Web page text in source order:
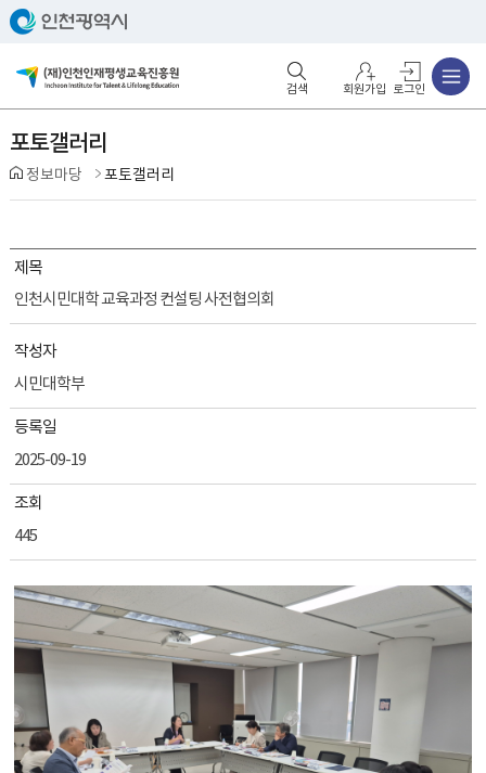
회원가입 로그인
포토갤러리
정보마당 포토갤러리
제목
인천시민대학 교육과정 컨설팅 사전협의회
작성자
시민대학부
등록일
2025-09-19
조회
445